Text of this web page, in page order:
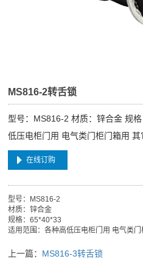
MS816-2转舌锁
型号：MS816-2 材质：锌合金 规
低压电柜门用 电气类门柜门箱用 其
在线订购
型号：MS816-2
材质：锌合金
规格：65*40*33
适用范围：各种高低压电柜门用 电气类
上一篇： MS816-3转舌锁